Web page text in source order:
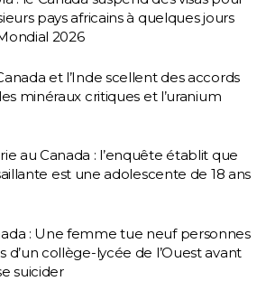
pays africains à quelques jours
2026
et l’Inde scellent des accords
minéraux critiques et l’uranium
au Canada : l’enquête établit que
est une adolescente de 18 ans
: Une femme tue neuf personnes
d’un collège-lycée de l’Ouest avant
suicider